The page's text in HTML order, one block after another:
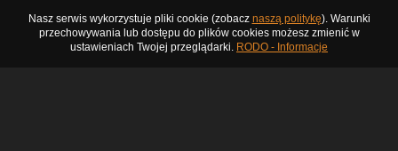
Nasz serwis wykorzystuje pliki cookie (zobacz naszą politykę). Warunki
przechowywania lub dostępu do plików cookies możesz zmienić w
ustawieniach Twojej przeglądarki. RODO - Informacje